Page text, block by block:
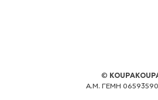
©
Α.Μ. ΓΕΜΗ